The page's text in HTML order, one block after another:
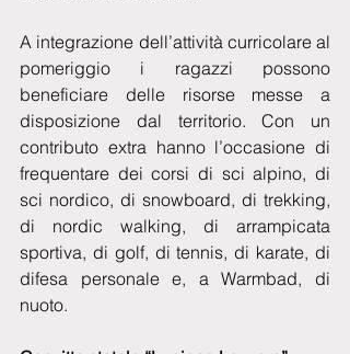
A integrazione dell’attività curricolare al
pomeriggio i ragazzi possono
beneficiare delle risorse messe a
disposizione dal territorio. Con un
contributo extra hanno l’occasione di
frequentare dei corsi di sci alpino, di
sci nordico, di snowboard, di trekking,
di nordic walking, di arrampicata
sportiva, di golf, di tennis, di karate, di
difesa personale e, a Warmbad, di
nuoto.